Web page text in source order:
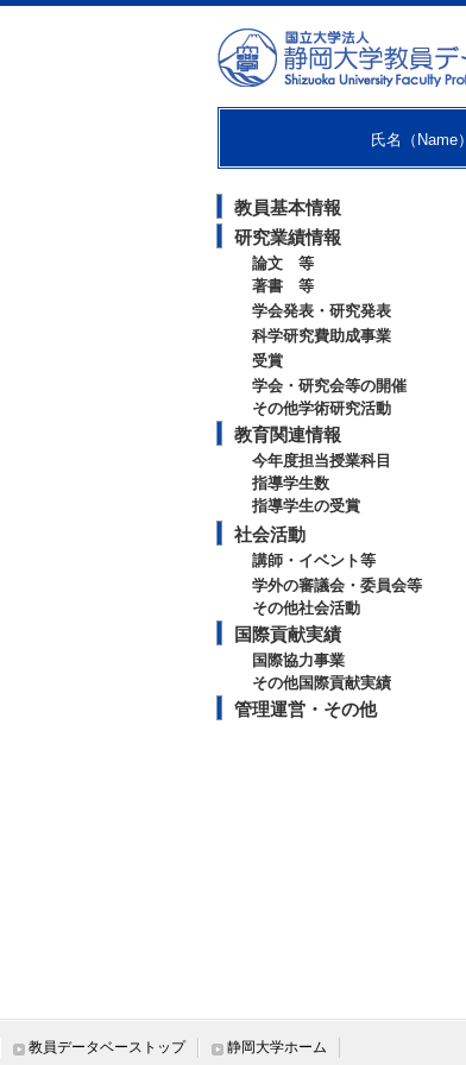
氏名（Name）
教員基本情報
研究業績情報
論文 等
著書 等
学会発表・研究発表
科学研究費助成事業
受賞
学会・研究会等の開催
その他学術研究活動
教育関連情報
今年度担当授業科目
指導学生数
指導学生の受賞
社会活動
講師・イベント等
学外の審議会・委員会等
その他社会活動
国際貢献実績
国際協力事業
その他国際貢献実績
管理運営・その他
教員データベーストップ 静岡大学ホーム